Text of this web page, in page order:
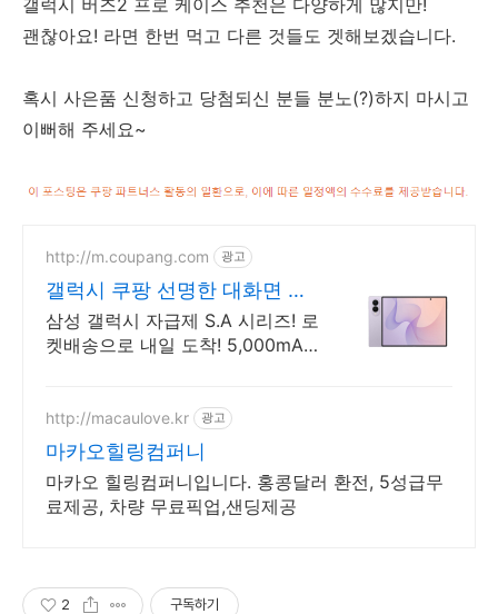
괜찮아요! 라면 한번 먹고 다른 것들도 겟해보겠습니다.
혹시 사은품 신청하고 당첨되신 분들 분노(?)하지 마시고
이뻐해 주세요~
http://m.coupang.com 광고
갤럭시 쿠팡 선명한 대화면 감
동
삼성 갤럭시 자급제 S.A 시리즈! 로
켓배송으로 내일 도착! 5,000mAh
http://macaulove.kr 광고
마카오힐링컴퍼니
마카오 힐링컴퍼니입니다. 홍콩달러 환전, 5성급무
료제공, 차량 무료픽업,샌딩제공
2 구독하기